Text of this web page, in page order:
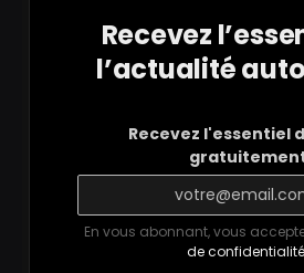
Recevez
l’actualité
Recevez l'essentiel
En vous abonnant, vous
de confidentialité